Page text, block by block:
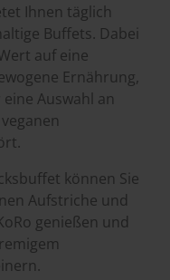
Ihnen täglich
Buffets. Dabei
auf eine
Ernährung,
Auswahl an
können Sie
Aufstriche und
genießen und